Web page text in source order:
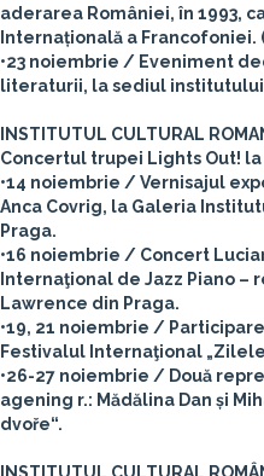
aderarea României, în 1993,
Internațională a Francofoniei.
•23 noiembrie / Eveniment
literaturii, la sediul
INSTITUTUL CULTURAL
Concertul trupei Lights Out!
•14 noiembrie / Vernisajul
Anca Covrig, la Galeria
Praga.
•16 noiembrie / Concert
Internaţional de Jazz Piano –
Lawrence din Praga.
•19, 21 noiembrie /
Festivalul Internaţional
•26-27 noiembrie / Două
agening r.: Mădălina Dan și
dvoře“.